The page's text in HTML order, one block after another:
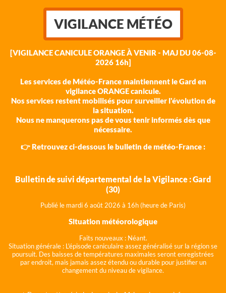
VIGILANCE MÉTÉO
[VIGILANCE CANICULE ORANGE À VENIR - MAJ DU 06-08-
2026 16h]
Les services de Météo-France maintiennent le Gard en
vigilance ORANGE canicule.
Nos services restent mobilisés pour surveiller l'évolution de
la situation.
Nous ne manquerons pas de vous tenir informés dès que
nécessaire.
👉 Retrouvez ci-dessous le bulletin de météo-France :
Bulletin de suivi départemental de la Vigilance : Gard
(30)
Publié le mardi 6 août 2026 à 16h (heure de Paris)
Situation météorologique
Faits nouveaux : Néant.
Situation générale : L'épisode caniculaire assez généralisé sur la région se
poursuit. Des baisses de températures maximales seront enregistrées
par endroit, mais jamais assez étendu ou durable pour justifier un
changement du niveau de vigilance.